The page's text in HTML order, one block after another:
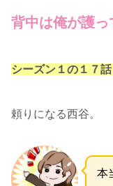
背中は俺が護っ
シーズン１の１７話
頼りになる西谷。
本